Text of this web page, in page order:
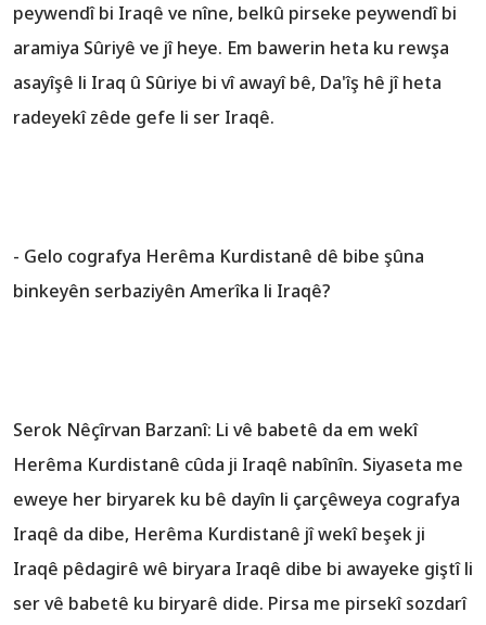
peywendî bi Iraqê ve nîne, belkû pirseke peywendî bi
aramiya Sûriyê ve jî heye. Em bawerin heta ku rewşa
asayîşê li Iraq û Sûriye bi vî awayî bê, Da'îş hê jî heta
radeyekî zêde gefe li ser Iraqê.
- Gelo cografya Herêma Kurdistanê dê bibe şûna
binkeyên serbaziyên Amerîka li Iraqê?
Serok Nêçîrvan Barzanî: Li vê babetê da em wekî
Herêma Kurdistanê cûda ji Iraqê nabînîn. Siyaseta me
eweye her biryarek ku bê dayîn li çarçêweya cografya
Iraqê da dibe, Herêma Kurdistanê jî wekî beşek ji
Iraqê pêdagirê wê biryara Iraqê dibe bi awayeke giştî li
ser vê babetê ku biryarê dide. Pirsa me pirsekî sozdarî